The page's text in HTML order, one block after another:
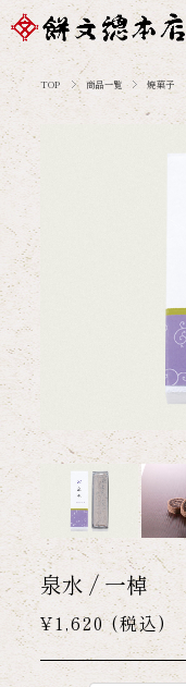
TOP 商品一覧 焼菓子
泉水 / 一棹
¥1,620 (税込)